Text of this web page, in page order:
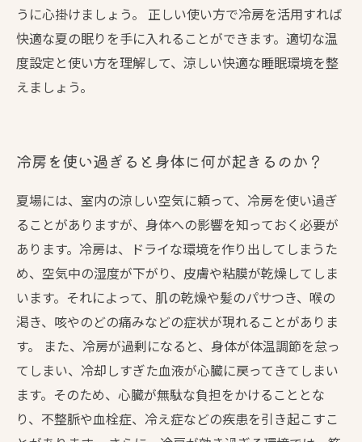
うに心掛けましょう。 正しい使い方で冷房を活用すれば
快適な夏の眠りを手に入れることができます。適切な温
度設定と使い方を理解して、涼しい快適な睡眠環境を整
えましょう。
冷房を使い過ぎると身体に何が起きるのか？
夏場には、室内の涼しい空気に頼って、冷房を使い過ぎ
ることがありますが、身体への影響を知っておく必要が
あります。冷房は、ドライな環境を作り出してしまうた
め、空気中の湿度が下がり、皮膚や粘膜が乾燥してしま
います。それによって、肌の乾燥や髪のパサつき、喉の
渇き、咳やのどの痛みなどの症状が現れることがありま
す。 また、冷房が過剰になると、身体が体温調節を怠っ
てしまい、冷却しすぎた血液が心臓に戻ってきてしまい
ます。そのため、心臓が無駄な負担をかけることとな
り、不整脈や血栓症、冷え症などの疾患を引き起こすこ